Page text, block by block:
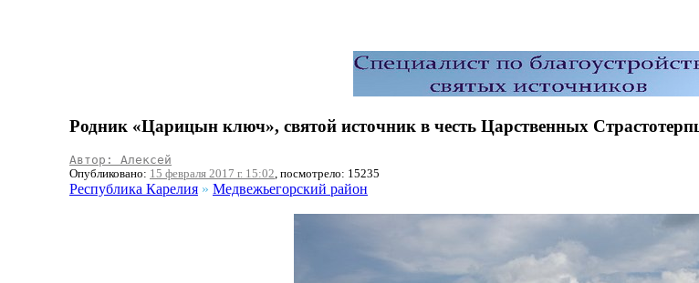
Родник «Царицын ключ», святой источник в честь Царственных
Автор: Алексей
Опубликовано: 15 февраля 2017 г. 15:02, посмотрело: 15235
Республика Карелия » Медвежьегорский район